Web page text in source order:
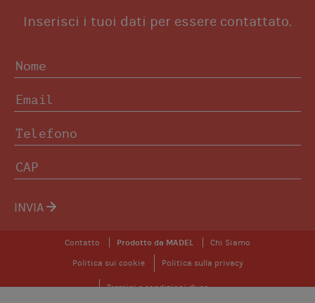
Inserisci i tuoi dati per essere contattato.
INVIA
Contatto Prodotto da MADEL Chi Siamo
Politica sui cookie Politica sulla privacy
Termini e condizioni d'uso